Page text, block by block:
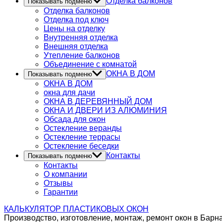
Отделка балконов
Отделка под ключ
Цены на отделку
Внутренняя отделка
Внешняя отделка
Утепление балконов
Объединение с комнатой
Показывать подменю
ОКНА В ДОМ
ОКНА В ДОМ
окна для дачи
ОКНА В ДЕРЕВЯННЫЙ ДОМ
ОКНА И ДВЕРИ ИЗ АЛЮМИНИЯ
Обсада для окон
Остекление веранды
Остекление террасы
Остекление беседки
Показывать подменю
Контакты
Контакты
О компании
Отзывы
Гарантии
КАЛЬКУЛЯТОР ПЛАСТИКОВЫХ ОКОН
Производство, изготовление, монтаж, ремонт окон в